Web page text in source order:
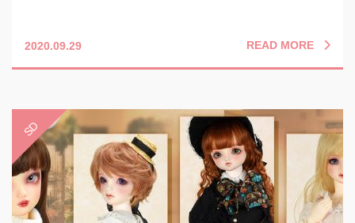
2020.09.29 READ MORE